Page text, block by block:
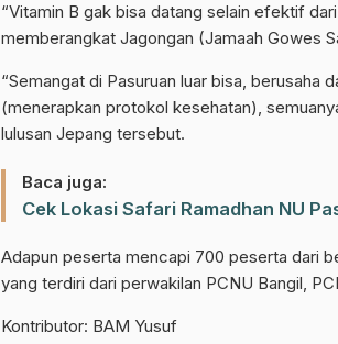
“Vitamin B gak bisa datang selain efektif
memberangkat Jagongan (Jamaah Gowes
“Semangat di Pasuruan luar bisa, berusaha
(menerapkan protokol kesehatan),
lulusan Jepang tersebut.
Baca juga:
Cek Lokasi Safari Ramadhan NU
Adapun peserta mencapi 700 peserta dari
yang terdiri dari perwakilan PCNU Bangil,
Kontributor: BAM Yusuf